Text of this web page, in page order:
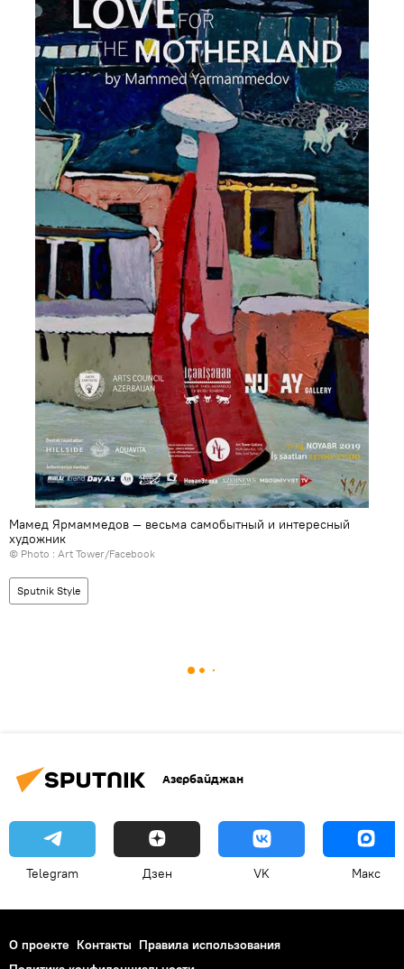
Мамед Ярмаммедов — весьма самобытный и интересный
художник
© Photo : Art Tower/Facebook
Sputnik Style
Азербайджан
Telegram Дзен VK Макс
О проекте Контакты Правила использования